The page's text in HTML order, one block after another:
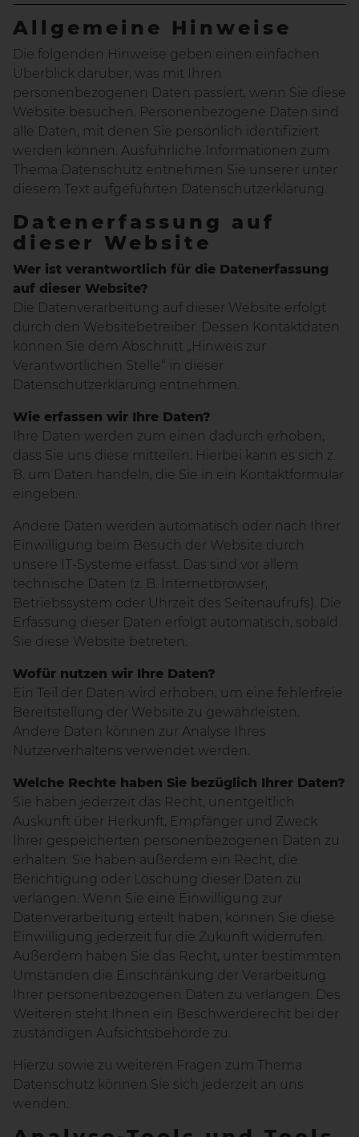
Allgemeine Hinweise
Die folgenden Hinweise geben einen einfachen
Überblick darüber, was mit Ihren
personenbezogenen Daten passiert, wenn Sie diese
Website besuchen. Personenbezogene Daten sind
alle Daten, mit denen Sie persönlich identifiziert
werden können. Ausführliche Informationen zum
Thema Datenschutz entnehmen Sie unserer unter
diesem Text aufgeführten Datenschutzerklärung.
Datenerfassung auf
dieser Website
Wer ist verantwortlich für die Datenerfassung
auf dieser Website?
Die Datenverarbeitung auf dieser Website erfolgt
durch den Websitebetreiber. Dessen Kontaktdaten
können Sie dem Abschnitt „Hinweis zur
Verantwortlichen Stelle“ in dieser
Datenschutzerklärung entnehmen.
Wie erfassen wir Ihre Daten?
Ihre Daten werden zum einen dadurch erhoben,
dass Sie uns diese mitteilen. Hierbei kann es sich z.
B. um Daten handeln, die Sie in ein Kontaktformular
eingeben.
Andere Daten werden automatisch oder nach Ihrer
Einwilligung beim Besuch der Website durch
unsere IT-Systeme erfasst. Das sind vor allem
technische Daten (z. B. Internetbrowser,
Betriebssystem oder Uhrzeit des Seitenaufrufs). Die
Erfassung dieser Daten erfolgt automatisch, sobald
Sie diese Website betreten.
Wofür nutzen wir Ihre Daten?
Ein Teil der Daten wird erhoben, um eine fehlerfreie
Bereitstellung der Website zu gewährleisten.
Andere Daten können zur Analyse Ihres
Nutzerverhaltens verwendet werden.
Welche Rechte haben Sie bezüglich Ihrer Daten?
Sie haben jederzeit das Recht, unentgeltlich
Auskunft über Herkunft, Empfänger und Zweck
Ihrer gespeicherten personenbezogenen Daten zu
erhalten. Sie haben außerdem ein Recht, die
Berichtigung oder Löschung dieser Daten zu
verlangen. Wenn Sie eine Einwilligung zur
Datenverarbeitung erteilt haben, können Sie diese
Einwilligung jederzeit für die Zukunft widerrufen.
Außerdem haben Sie das Recht, unter bestimmten
Umständen die Einschränkung der Verarbeitung
Ihrer personenbezogenen Daten zu verlangen. Des
Weiteren steht Ihnen ein Beschwerderecht bei der
zuständigen Aufsichtsbehörde zu.
Hierzu sowie zu weiteren Fragen zum Thema
Datenschutz können Sie sich jederzeit an uns
wenden.